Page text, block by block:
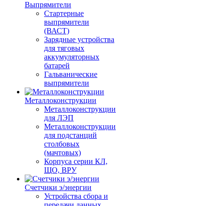
Выпрямители
Стартерные
выпрямители
(ВАСТ)
Зарядные устройства
для тяговых
аккумуляторных
батарей
Гальванические
выпрямители
Металлоконструкции
Металлоконструкции
для ЛЭП
Металлоконструкции
для подстанций
столбовых
(мачтовых)
Корпуса серии КЛ,
ЩО, ВРУ
Счетчики э/энергии
Устройства сбора и